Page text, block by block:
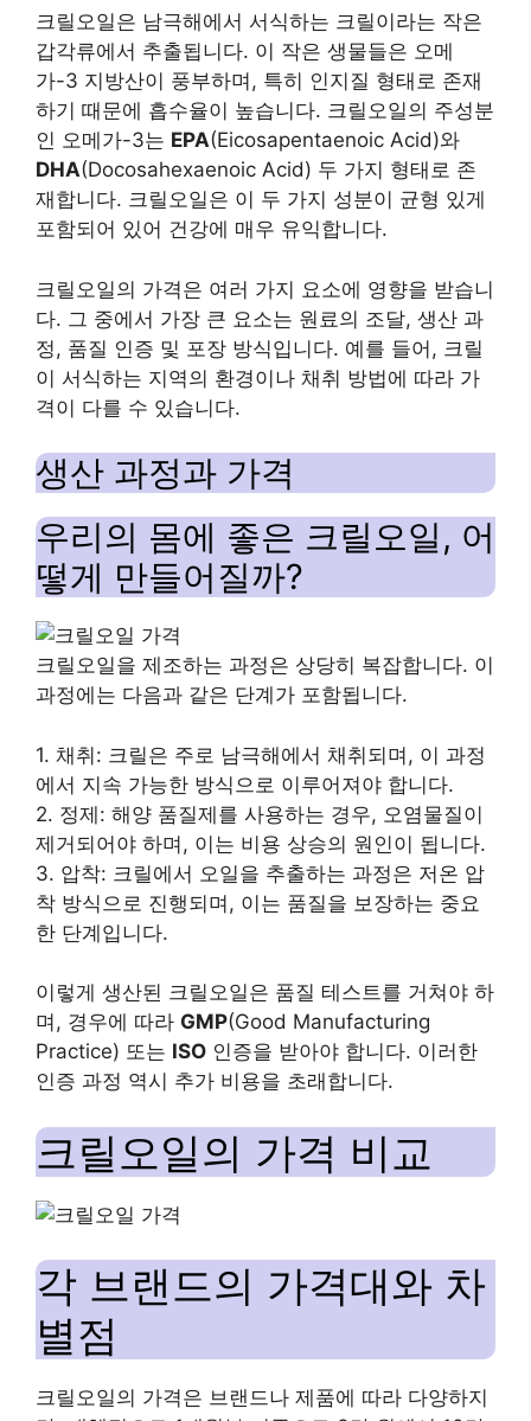
크릴오일은 남극해에서 서식하는 크릴이라는 작은
갑각류에서 추출됩니다. 이 작은 생물들은 오메
가-3 지방산이 풍부하며, 특히 인지질 형태로 존재
하기 때문에 흡수율이 높습니다. 크릴오일의 주성분
인 오메가-3는 EPA(Eicosapentaenoic Acid)와
DHA(Docosahexaenoic Acid) 두 가지 형태로 존
재합니다. 크릴오일은 이 두 가지 성분이 균형 있게
포함되어 있어 건강에 매우 유익합니다.
크릴오일의 가격은 여러 가지 요소에 영향을 받습니
다. 그 중에서 가장 큰 요소는 원료의 조달, 생산 과
정, 품질 인증 및 포장 방식입니다. 예를 들어, 크릴
이 서식하는 지역의 환경이나 채취 방법에 따라 가
격이 다를 수 있습니다.
생산 과정과 가격
우리의 몸에 좋은 크릴오일, 어
떻게 만들어질까?
크릴오일을 제조하는 과정은 상당히 복잡합니다. 이
과정에는 다음과 같은 단계가 포함됩니다.
1. 채취: 크릴은 주로 남극해에서 채취되며, 이 과정
에서 지속 가능한 방식으로 이루어져야 합니다.
2. 정제: 해양 품질제를 사용하는 경우, 오염물질이
제거되어야 하며, 이는 비용 상승의 원인이 됩니다.
3. 압착: 크릴에서 오일을 추출하는 과정은 저온 압
착 방식으로 진행되며, 이는 품질을 보장하는 중요
한 단계입니다.
이렇게 생산된 크릴오일은 품질 테스트를 거쳐야 하
며, 경우에 따라 GMP(Good Manufacturing
Practice) 또는 ISO 인증을 받아야 합니다. 이러한
인증 과정 역시 추가 비용을 초래합니다.
크릴오일의 가격 비교
각 브랜드의 가격대와 차
별점
크릴오일의 가격은 브랜드나 제품에 따라 다양하지